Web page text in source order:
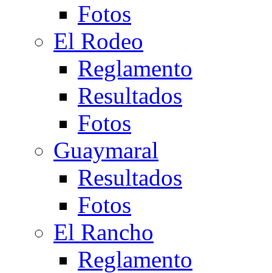
Fotos
El Rodeo
Reglamento
Resultados
Fotos
Guaymaral
Resultados
Fotos
El Rancho
Reglamento